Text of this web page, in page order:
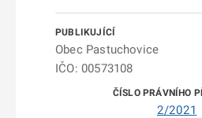
Obec Pastuchovice
IČO: 00573108
2/2021